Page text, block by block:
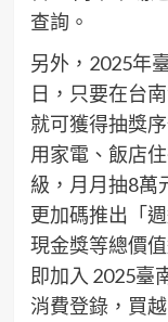
查詢。
另外，2025年
日，只要在台
就可獲得抽獎
用家電、飯店
級，月月抽8萬
更加碼推出「
現金獎等總價
即加入 2025臺
消費登錄，買